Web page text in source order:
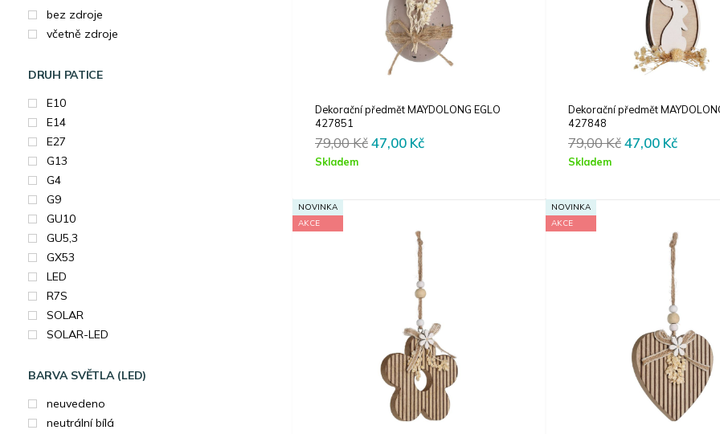
bez zdroje
včetně zdroje
DRUH PATICE
E10
E14
E27
G13
G4
G9
GU10
GU5,3
GX53
LED
R7S
SOLAR
SOLAR-LED
BARVA SVĚTLA (LED)
neuvedeno
neutrální bílá
Dekorační předmět MAYDOLONG EGLO
427851
79,00KčOriginal
47,00 KčCurrent
Skladem
Dekorační předmět
427848
79,00KčOriginal
47,00 KčCurrent
Skladem
NOVINKA
AKCE
NOVINKA
AKCE